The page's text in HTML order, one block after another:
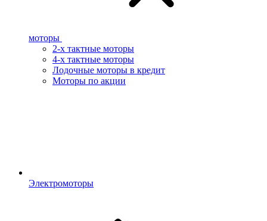
моторы
2-х тактные моторы
4-х тактные моторы
Лодочные моторы в кредит
Моторы по акции
Электромоторы